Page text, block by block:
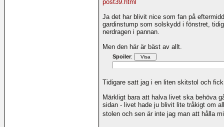
post39.html
Ja det har blivit nice som fan på
gardinstump som solskydd i fönstret,
nerdragen i pannan.
Men den här är bäst av allt.
Spoiler:
Tidigare satt jag i en liten skitstol och
Märkligt bara att halva livet ska behöva
sidan - livet hade ju blivit lite tråkigt om
stolen och sen är inte jag man att hålla